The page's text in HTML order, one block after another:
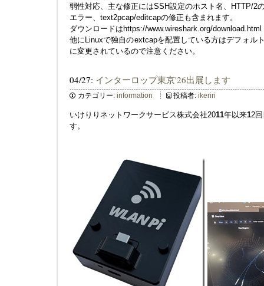
弱性対応、主な修正にはSSH設定のホスト名、HTTP/2
エラー、text2pcap/editcapの修正も含まれます。
ダウンロードはhttps://www.wireshark.org/download.html
他にLinuxで独自のextcapを配置している方はデフォル
に変更されているので注意ください。
04/27: インターロップ東京'26出展します
カテゴリー: information 投稿者: ikeriri
いけりりネットワークサービス株式会社2011年以来12
す。